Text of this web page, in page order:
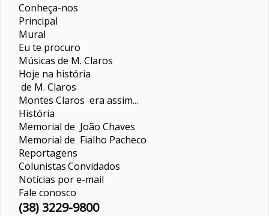
Conheça-nos
Principal
Mural
Eu te procuro
Músicas de M. Claros
Hoje na história
de M. Claros
Montes Claros era assim...
História
Memorial de João Chaves
Memorial de Fialho Pacheco
Reportagens
ColunistasConvidados
Notícias por e-mail
Fale conosco
(38) 3229-9800